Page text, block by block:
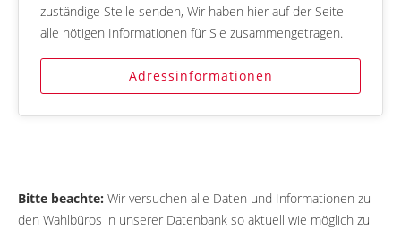
zuständige Stelle senden, Wir haben hier auf der Seite
alle nötigen Informationen für Sie zusammengetragen.
Adressinformationen
Bitte beachte: Wir versuchen alle Daten und Informationen zu
den Wahlbüros in unserer Datenbank so aktuell wie möglich zu